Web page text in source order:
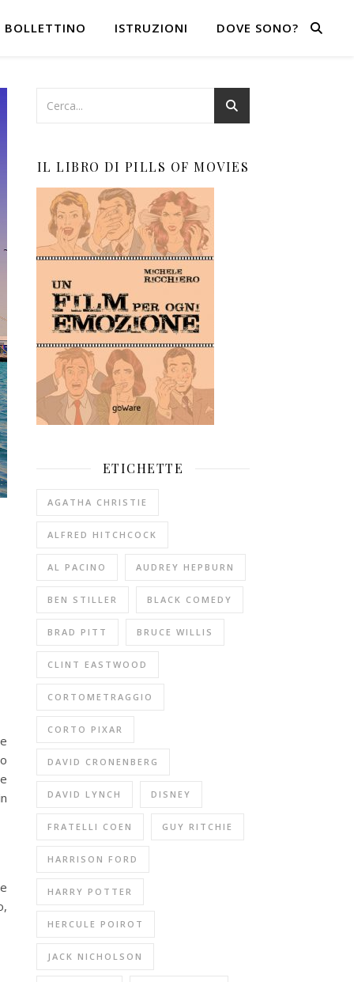
BOLLETTINO ISTRUZIONI DOVE SONO?
IL LIBRO DI PILLS OF MOVIES
ETICHETTE
AGATHA CHRISTIE
ALFRED HITCHCOCK
AL PACINO AUDREY HEPBURN
BEN STILLER BLACK COMEDY
BRAD PITT BRUCE WILLIS
CLINT EASTWOOD
CORTOMETRAGGIO
CORTO PIXAR
DAVID CRONENBERG
DAVID LYNCH DISNEY
FRATELLI COEN GUY RITCHIE
HARRISON FORD
HARRY POTTER
HERCULE POIROT
JACK NICHOLSON